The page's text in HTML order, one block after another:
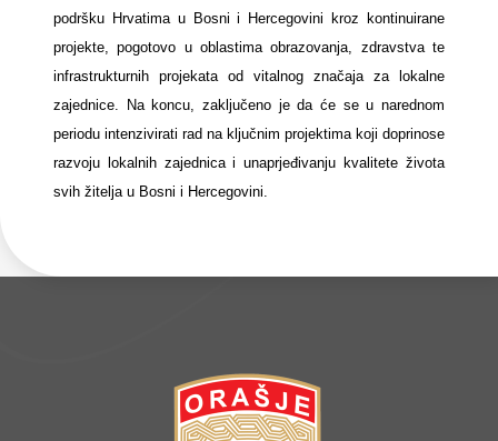
podršku Hrvatima u Bosni i Hercegovini kroz kontinuirane
projekte, pogotovo u oblastima obrazovanja, zdravstva te
infrastrukturnih projekata od vitalnog značaja za lokalne
zajednice. Na koncu, zaključeno je da će se u narednom
periodu intenzivirati rad na ključnim projektima koji doprinose
razvoju lokalnih zajednica i unaprjeđivanju kvalitete života
svih žitelja u Bosni i Hercegovini.